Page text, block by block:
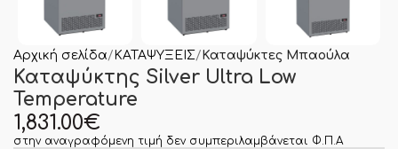
Αρχική σελίδα ΚΑΤΑΨΥΞΕΙΣ Καταψύκτες Μπαούλα
Καταψύκτης Silver Ultra Low
Temperature
1,831.00€
στην αναγραφόμενη τιμή δεν συμπεριλαμβάνεται Φ.Π.Α